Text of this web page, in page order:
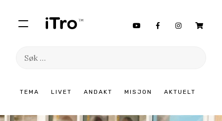
TEMA LIVET ANDAKT MISJON AKTUELT
Søk
innhold